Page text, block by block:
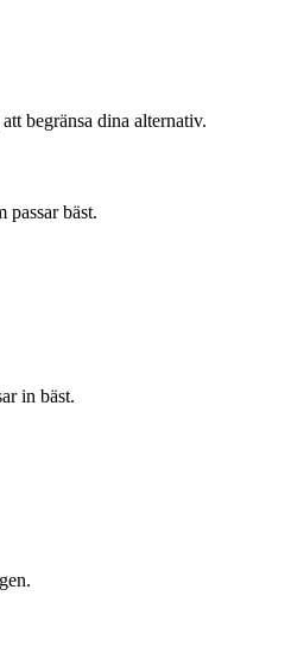
begränsa dina alternativ.
bäst.
in bäst.